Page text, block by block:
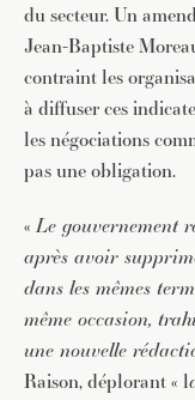
du secteur. Un
Jean-Baptiste
contraint les
à diffuser ces
les négociations
pas une obligation.
«Le gouvernement
après avoir
dans les mêmes
même occasion,
une nouvelle
Raison, déplorant « l